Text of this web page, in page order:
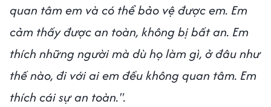
quan tâm em và có thể bảo vệ được em. Em
cảm thấy được an toàn, không bị bất an. Em
thích những người mà dù họ làm gì, ở đâu như
thế nào, đi với ai em đều không quan tâm. Em
thích cái sự an toàn.".